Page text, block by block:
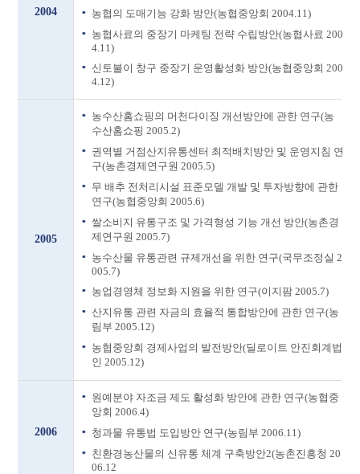
2004
농협의 도매기능 강화 방안(농협중앙회 2004.11)
농협사료의 중장기 마케팅 전략 수립방안(농협사료 200
4.11)
신토불이 창구 중장기 운영활성화 방안(농협중앙회 200
4.12)
2005
농수산홈쇼핑의 머천다이징 개선방안에 관한 연구(농
수산홈쇼핑 2005.2)
권역별 거점산지유통센터 최적배치방안 및 운영지침 연
구(농촌경제연구원 2005.5)
무 배추 전처리시설 표준모델 개발 및 투자방향에 관한
연구(농협중앙회 2005.6)
쌀소비지 유통구조 및 가격형성 기능 개선 방안(농촌경
제연구원 2005.7)
농수산물 유통관련 규제개선을 위한 연구(국무조정실 2
005.7)
농업경영체 정보화 지원을 위한 연구(이지팜 2005.7)
산지유통 관련 자금의 효율적 통합방안에 관한 연구(농
림부 2005.12)
농협중앙회 경제사업의 발전방안(딜로이트 안진회계법
인 2005.12)
2006
원예분야 자조금 제도 활성화 방안에 관한 연구(농협중
앙회 2006.4)
청과물 유통법 도입방안 연구(농림부 2006.11)
친환경농산물의 신유통 체계 구축방안2(농촌진흥청 20
06.12